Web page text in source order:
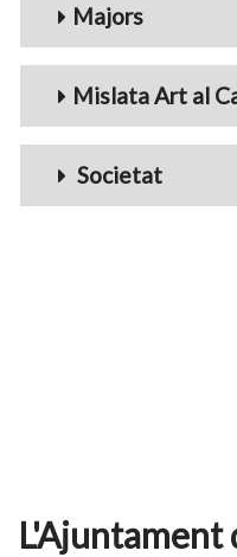
Majors
Mislata Art al
Societat
L'Ajuntament